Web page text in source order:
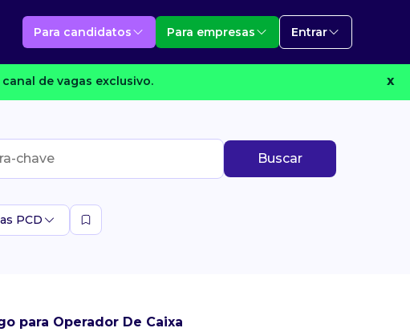
Para candidatos Para empresas Entrar
de vagas exclusivo. X
Buscar
PCD
para Operador De Caixa